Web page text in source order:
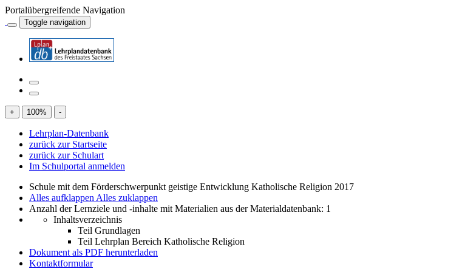
Portalübergreifende Navigation
Toggle navigation
+ 100% -
Lehrplan-Datenbank
zurück zur Startseite
zurück zur Schulart
Im Schulportal anmelden
Schule mit dem Förderschwerpunkt geistige Entwicklung Katholische Religion 2017
Alles aufklappen Alles zuklappen
Anzahl der Lernziele und -inhalte mit Materialien aus der Materialdatenbank: 1
Inhaltsverzeichnis
Teil Grundlagen
Teil Lehrplan Bereich Katholische Religion
Dokument als PDF herunterladen
Kontaktformular